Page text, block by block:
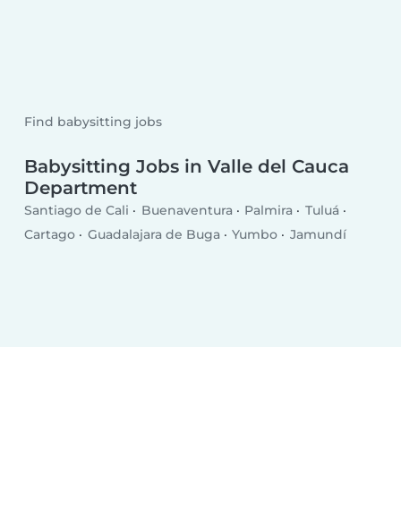
Find babysitting jobs
Babysitting Jobs in Valle del Cauca
Department
Santiago de Cali Buenaventura Palmira
Tuluá
Cartago
Guadalajara de Buga Yumbo Jamundí